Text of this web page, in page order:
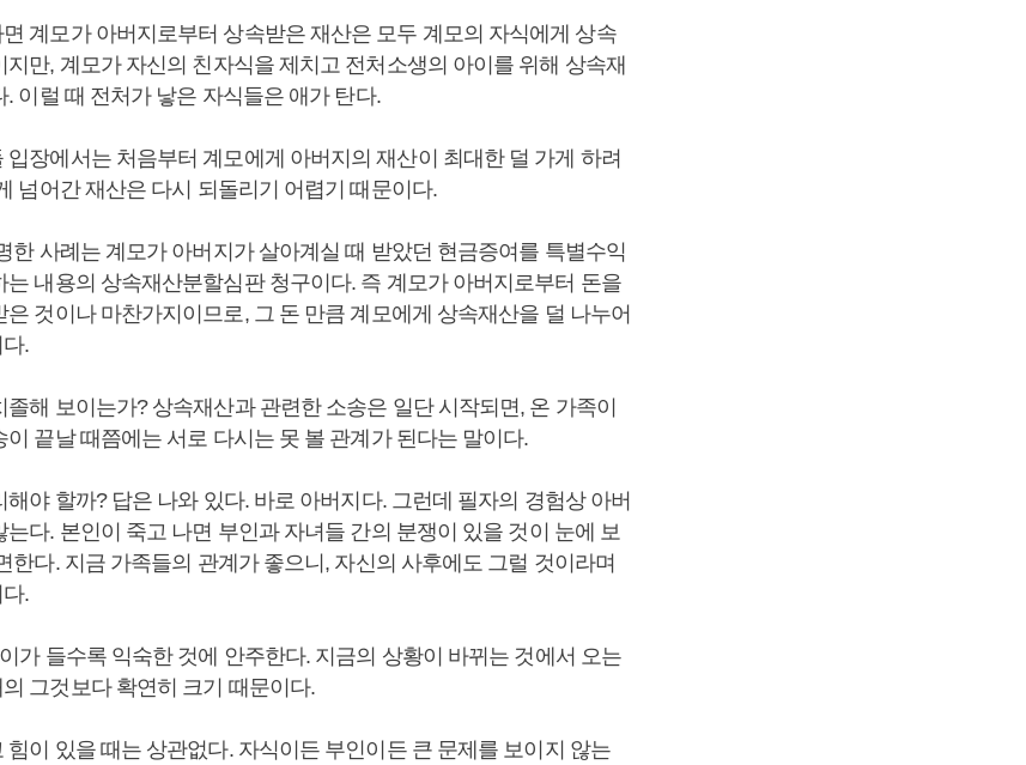
계모가 아버지로부터 상속받은 재산은 모두 계모의 자식에게 상속
지만, 계모가 자신의 친자식을 제치고 전처소생의 아이를 위해 상속재
이럴 때 전처가 낳은 자식들은 애가 탄다.
입장에서는 처음부터 계모에게 아버지의 재산이 최대한 덜 가게 하려
넘어간 재산은 다시 되돌리기 어렵기 때문이다.
한 사례는 계모가 아버지가 살아계실 때 받았던 현금증여를 특별수익
는 내용의 상속재산분할심판 청구이다. 즉 계모가 아버지로부터 돈을
은 것이나 마찬가지이므로, 그 돈 만큼 계모에게 상속재산을 덜 나누어
.
해 보이는가? 상속재산과 관련한 소송은 일단 시작되면, 온 가족이
이 끝날 때쯤에는 서로 다시는 못 볼 관계가 된다는 말이다.
야 할까? 답은 나와 있다. 바로 아버지다. 그런데 필자의 경험상 아버
는다. 본인이 죽고 나면 부인과 자녀들 간의 분쟁이 있을 것이 눈에 보
한다. 지금 가족들의 관계가 좋으니, 자신의 사후에도 그럴 것이라며
.
가 들수록 익숙한 것에 안주한다. 지금의 상황이 바뀌는 것에서 오는
그것보다 확연히 크기 때문이다.
힘이 있을 때는 상관없다. 자식이든 부인이든 큰 문제를 보이지 않는